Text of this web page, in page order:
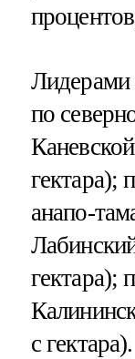
Лидерами
по
гектара);
анапо-
гектара);
с гектара).